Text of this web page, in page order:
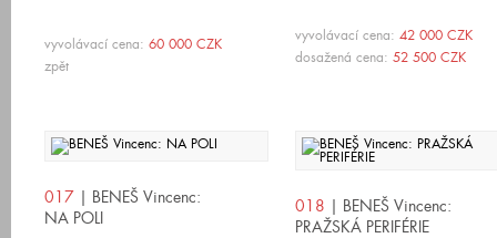
vyvolávací cena: 60 000 CZK
zpět
vyvolávací cena: 42 000 CZK
dosažená cena: 52 500 CZK
017 | BENEŠ Vincenc:
NA POLI
018 | BENEŠ Vincenc:
PRAŽSKÁ PERIFÉRIE